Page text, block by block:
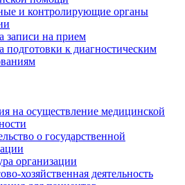
и контролирующие органы
записи на прием
подготовки к диагностическим
на осуществление медицинской
о государственной
организации
хозяйственная деятельность